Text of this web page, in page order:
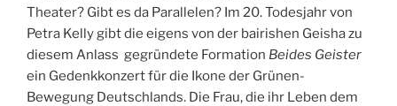
Theater? Gibt es da Parallelen? Im 20. Todesjahr von
Petra Kelly gibt die eigens von der bairishen Geisha zu
diesem Anlass gegründete Formation Beides Geister
ein Gedenkkonzert für die Ikone der Grünen-
Bewegung Deutschlands. Die Frau, die ihr Leben dem